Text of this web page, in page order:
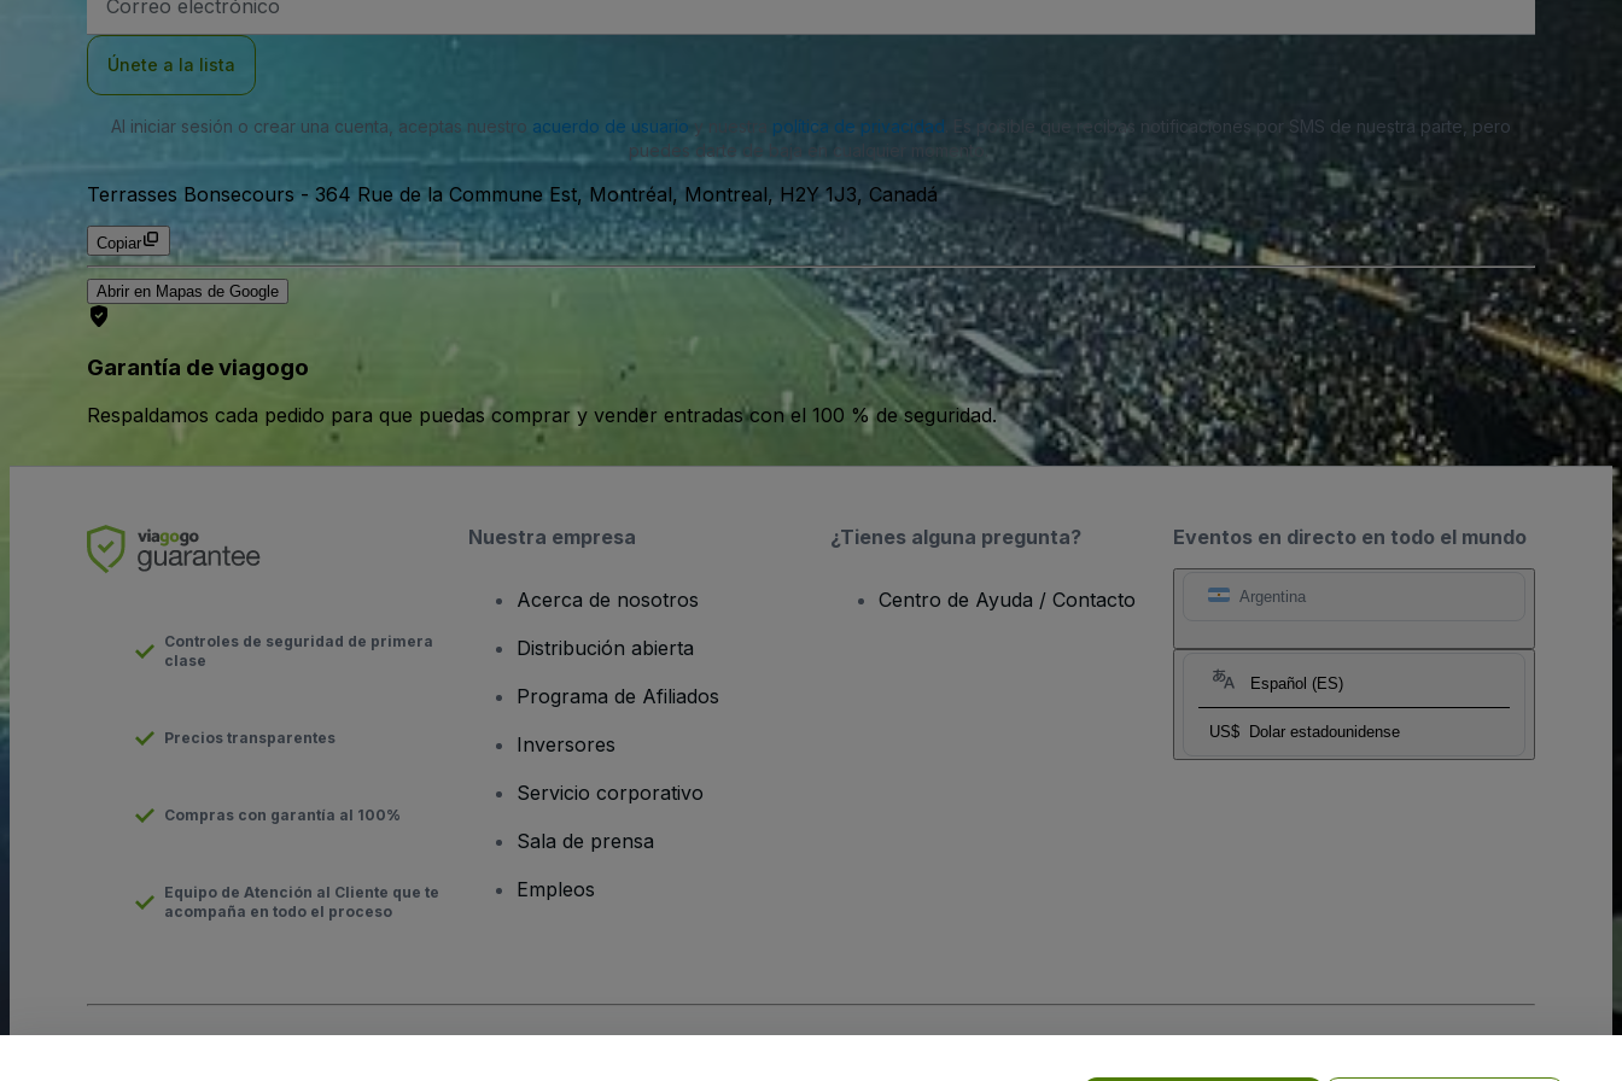
de
Únete a la lista
Al iniciar sesión o crear una cuenta, aceptas nuestro acuerdo de usuario política de privacidad . Es posible que recibas notificaciones por SMS de nuestra parte, pero
puedes darte de baja en cualquier momento.
Terrasses Bonsecours - 364 Rue de la Commune Est, Montréal, Montreal, H2Y 1J3, Canadá
Copiar
Abrir en Mapas de Google
Garantía de viagogo
Respaldamos cada pedido para que puedas comprar y vender entradas con el 100 % de seguridad.
Eventos en directo en todo el mundo
Argentina
Español (ES)
US$ Dolar estadounidense
Controles de seguridad de primera
clase
Precios transparentes
Compras con garantía al 100%
Equipo de Atención al Cliente que te
acompaña en todo el proceso
Nuestra empresa
Acerca de nosotros
Distribución abierta
Programa de Afiliados
Inversores
Servicio corporativo
Sala de prensa
Empleos
¿Tienes alguna pregunta?
Centro de Ayuda / Contacto